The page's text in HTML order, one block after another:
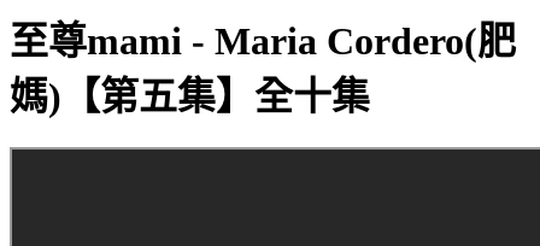
至尊mami - Maria Cordero(肥
媽)【第五集】全十集